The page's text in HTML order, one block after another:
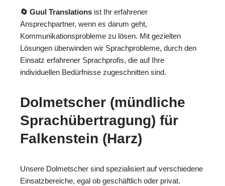
🔄 Guul Translations ist Ihr erfahrener
Ansprechpartner, wenn es darum geht,
Kommunikationsprobleme zu lösen. Mit gezielten
Lösungen überwinden wir Sprachprobleme, durch den
Einsatz erfahrener Sprachprofis, die auf Ihre
individuellen Bedürfnisse zugeschnitten sind.
Dolmetscher (mündliche
Sprachübertragung) für
Falkenstein (Harz)
Unsere Dolmetscher sind spezialisiert auf verschiedene
Einsatzbereiche, egal ob geschäftlich oder privat.